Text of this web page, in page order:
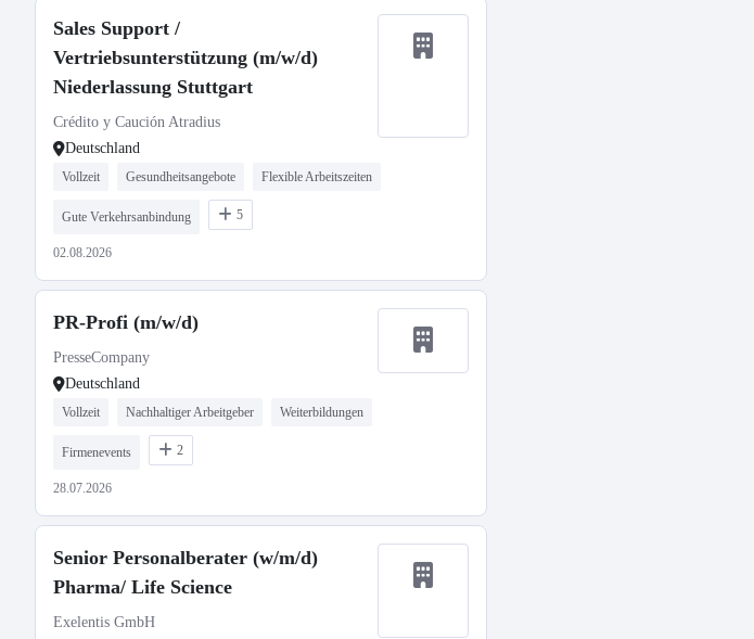
Sales Support /
Vertriebsunterstützung (m/w/d)
Niederlassung Stuttgart
Crédito y Caución Atradius
Deutschland
Vollzeit Gesundheitsangebote Flexible Arbeitszeiten
Gute Verkehrsanbindung 5
02.08.2026
PR-Profi (m/w/d)
PresseCompany
Deutschland
Vollzeit Nachhaltiger Arbeitgeber Weiterbildungen
Firmenevents 2
28.07.2026
Senior Personalberater (w/m/d)
Pharma/ Life Science
Exelentis GmbH